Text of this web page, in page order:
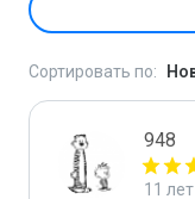
Сортировать по:
948
11